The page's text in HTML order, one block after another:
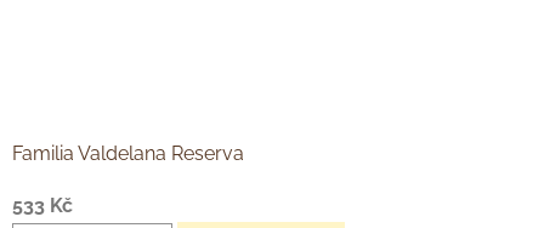
Familia Valdelana Reserva
533 Kč